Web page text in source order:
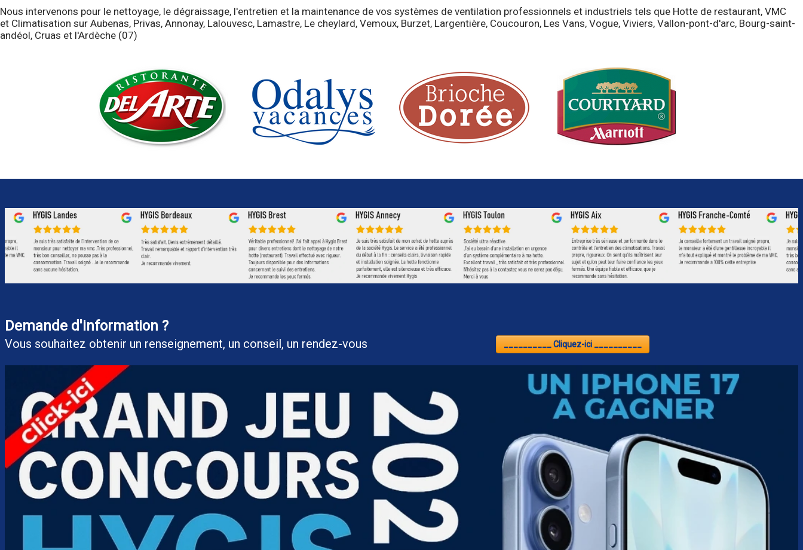
Nous intervenons pour le nettoyage, le dégraissage, l'entretien et la maintenance de vos systèmes de ventilation professionnels et industriels tels que Hotte de restaurant, VMC
et Climatisation sur Aubenas, Privas, Annonay, Lalouvesc, Lamastre, Le cheylard, Vemoux, Burzet, Largentière, Coucouron, Les Vans, Vogue, Viviers, Vallon-pont-d'arc, Bourg-saint-
andéol, Cruas et l'Ardèche (07)
Demande d'information ?
Vous souhaitez obtenir un renseignement, un conseil, un rendez-vous __________ Cliquez-ici __________